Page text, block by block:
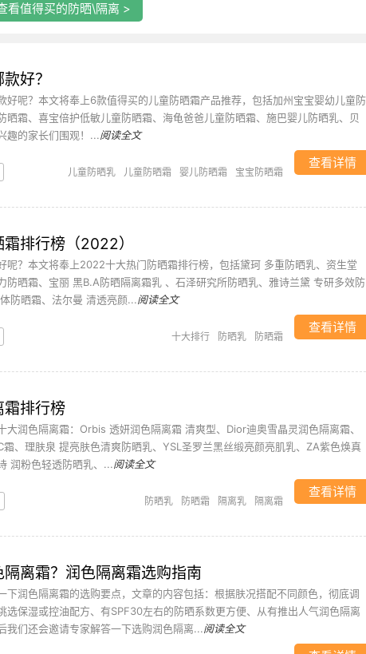
看值得买的防晒\隔离 >
好？
好呢？本文将奉上6款值得买的儿童防晒霜产品推荐，包括加州宝宝婴幼儿童防
晒霜、喜宝倍护低敏儿童防晒霜、海龟爸爸儿童防晒霜、施巴婴儿防晒乳、贝
趣的家长们围观！...阅读全文
儿童防晒乳 儿童防晒霜 婴儿防晒霜 宝宝防晒霜
查看详情
排行榜（2022）
呢？本文将奉上2022十大热门防晒霜排行榜，包括黛珂 多重防晒乳、资生堂
防晒霜、宝丽 黑B.A防晒隔离霜乳 、石泽研究所防晒乳、雅诗兰黛 专研多效防
防晒霜、法尔曼 清透亮颜...阅读全文
十大排行 防晒乳 防晒霜
查看详情
霜排行榜
大润色隔离霜：Orbis 透妍润色隔离霜 清爽型、Dior迪奥雪晶灵润色隔离霜、
霜、理肤泉 提亮肤色清爽防晒乳、YSL圣罗兰黑丝缎亮颜亮肌乳、ZA紫色焕真
润粉色轻透防晒乳、...阅读全文
防晒乳 防晒霜 隔离乳 隔离霜
查看详情
离霜？润色隔离霜选购指南
下润色隔离霜的选购要点，文章的内容包括：根据肤况搭配不同颜色，彻底调
选保湿或控油配方、有SPF30左右的防晒系数更方便、从有推出人气润色隔离
我们还会邀请专家解答一下选购润色隔离...阅读全文